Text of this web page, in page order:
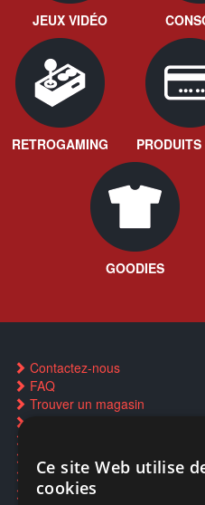
JEUX VIDÉO
RETROGAMING
GOODIES
Contactez-nous
FAQ
Trouver un magasin
Restauration CD griffés
Réparations & SAV
Smartpoints
Ce site Web utilise
cookies